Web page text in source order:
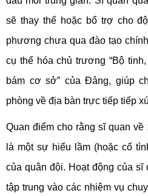
sẽ thay thế hoặc bổ trợ cho
phương chưa qua đào tạo
cụ thể hóa chủ trương “Bộ
bám cơ sở” của Đảng, giúp
phòng về địa bàn trực tiếp tiếp
Quan điểm cho rằng sĩ quan về
là một sự hiểu lầm (hoặc cố
của quân đội. Hoạt động của sĩ
tập trung vào các nhiệm vụ